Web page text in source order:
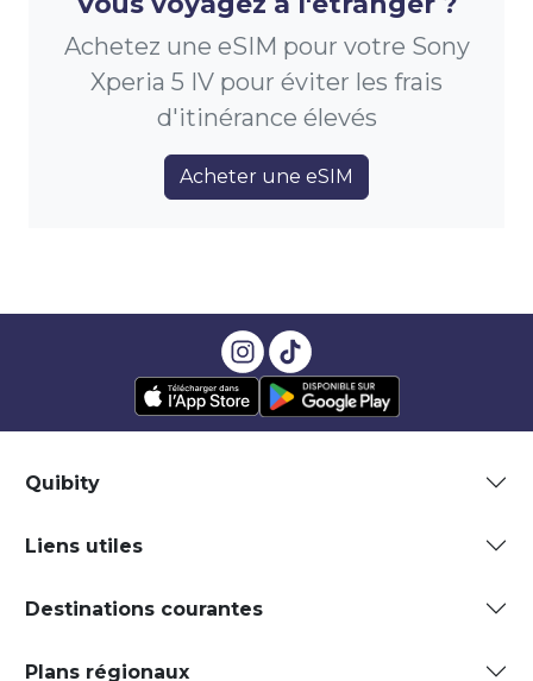
Achetez une eSIM pour votre Sony
Xperia 5 IV pour éviter les frais
d'itinérance élevés
Acheter une eSIM
Quibity
Liens utiles
Destinations courantes
Plans régionaux